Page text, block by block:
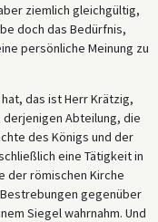
ziemlich gleichgültig,
doch das Bedürfnis,
persönliche Meinung zu
das ist Herr Krätzig,
Abteilung, die
des Königs und der
eine Tätigkeit in
der römischen Kirche
gegenüber
Siegel wahrnahm. Und